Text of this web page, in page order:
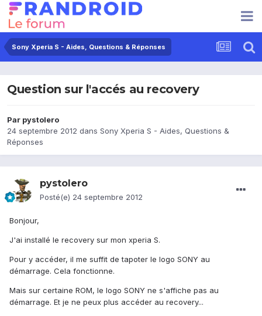
Sony Xperia S - Aides, Questions & Réponses
Question sur l'accés au recovery
Par pystolero
24 septembre 2012 dans Sony Xperia S - Aides, Questions &
Réponses
pystolero
Posté(e) 24 septembre 2012
Bonjour,
J'ai installé le recovery sur mon xperia S.
Pour y accéder, il me suffit de tapoter le logo SONY au
démarrage. Cela fonctionne.
Mais sur certaine ROM, le logo SONY ne s'affiche pas au
démarrage. Et je ne peux plus accéder au recovery...